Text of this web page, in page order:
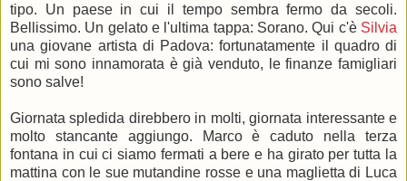
tipo. Un paese in cui il tempo sembra fermo da secoli.
Bellissimo. Un gelato e l'ultima tappa: Sorano. Qui c'è Silvia
una giovane artista di Padova: fortunatamente il quadro di
cui mi sono innamorata è già venduto, le finanze famigliari
sono salve!
Giornata spledida direbbero in molti, giornata interessante e
molto stancante aggiungo. Marco è caduto nella terza
fontana in cui ci siamo fermati a bere e ha girato per tutta la
mattina con le sue mutandine rosse e una maglietta di Luca